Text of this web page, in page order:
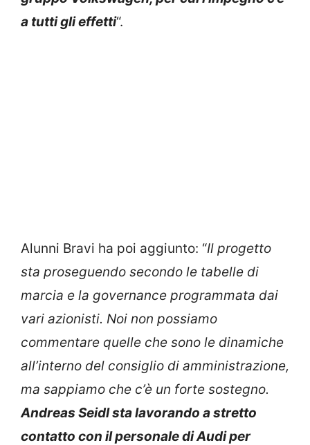
a tutti gli effetti“.
Alunni Bravi ha poi aggiunto: “Il progetto
sta proseguendo secondo le tabelle di
marcia e la governance programmata dai
vari azionisti. Noi non possiamo
commentare quelle che sono le dinamiche
all’interno del consiglio di amministrazione,
ma sappiamo che c’è un forte sostegno.
Andreas Seidl sta lavorando a stretto
contatto con il personale di Audi per